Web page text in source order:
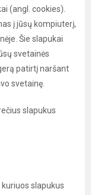
(angl. cookies).
į jūsų kompiuterį,
Šie slapukai
svetainės
patirtį naršant
svetainę.
slapukus
slapukus